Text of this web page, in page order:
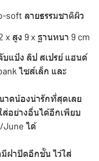
soft ลายธรรมชาติผิว
x สูง 9 x ฐานหนา 9 cm
แป้ง ลิป สเปรย์ แฮนด์
ไซส์เล็ก และ
าดน้องน่ารักที่สุดเลย
ส่อย่างอื่นได้อีกเพียบ
/June ได้
ฝาปิดอีกชั้น ไว้ใส่